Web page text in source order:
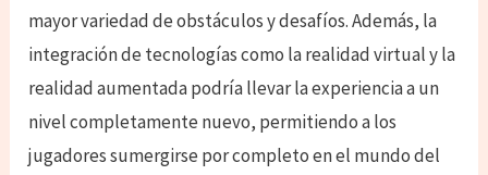
mayor variedad de obstáculos y desafíos. Además, la
integración de tecnologías como la realidad virtual y la
realidad aumentada podría llevar la experiencia a un
nivel completamente nuevo, permitiendo a los
jugadores sumergirse por completo en el mundo del